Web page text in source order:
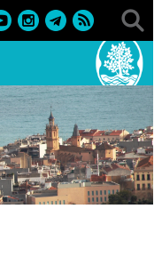
Aula d'Extensió